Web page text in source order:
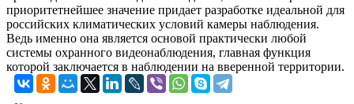
приоритетнейшее значение придает разработке идеальной для
российских климатических условий камеры наблюдения.
Ведь именно она является основой практически любой
системы охранного видеонаблюдения, главная функция
которой заключается в наблюдении на вверенной территории.